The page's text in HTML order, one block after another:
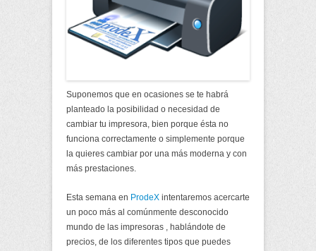
Suponemos que en ocasiones se te habrá
planteado la posibilidad o necesidad de
cambiar tu impresora, bien porque ésta no
funciona correctamente o simplemente porque
la quieres cambiar por una más moderna y con
más prestaciones.
Esta semana en ProdeX intentaremos acercarte
un poco más al comúnmente desconocido
mundo de las impresoras , hablándote de
precios, de los diferentes tipos que puedes